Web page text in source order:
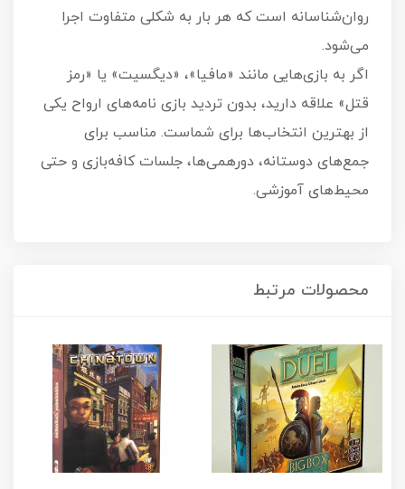
روان‌شناسانه است که هر بار به شکلی متفاوت اجرا
می‌شود.
اگر به بازی‌هایی مانند «مافیا»، «دیگسیت» یا «رمز
قتل» علاقه دارید، بدون تردید بازی نامه‌های ارواح یکی
از بهترین انتخاب‌ها برای شماست. مناسب برای
جمع‌های دوستانه، دورهمی‌ها، جلسات کافه‌بازی و حتی
محیط‌های آموزشی.
محصولات مرتبط